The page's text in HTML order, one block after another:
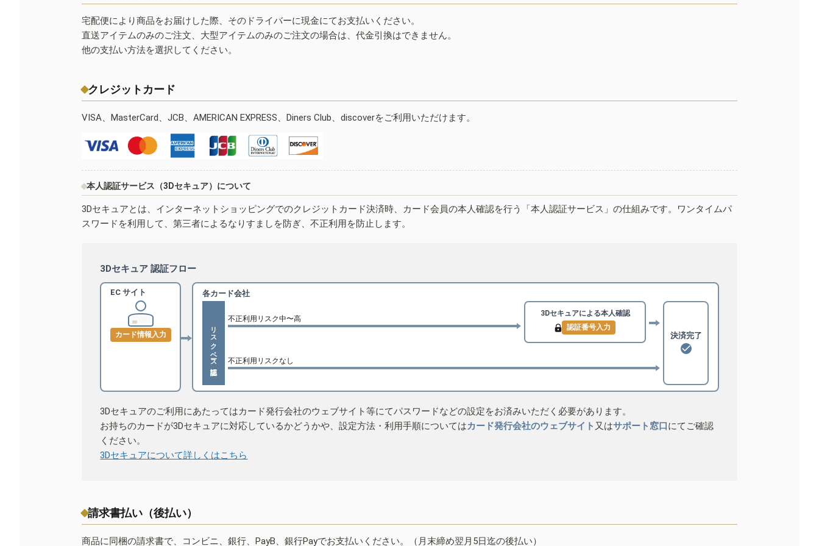
宅配便により商品をお届けした際、そのドライバーに現金にてお支払いください。
直送アイテムのみのご注文、大型アイテムのみのご注文の場合は、代金引換はできません。
他の支払い方法を選択してください。
クレジットカード
VISA、MasterCard、JCB、AMERICAN EXPRESS、Diners Club、discoverをご利用いただけます。
本人認証サービス（3Dセキュア）について
3Dセキュアとは、インターネットショッピングでのクレジットカード決済時、カード会員の本人確認を行う「本人認証サービス」の仕組みです。ワンタイムパ
スワードを利用して、第三者によるなりすましを防ぎ、不正利用を防止します。
3Dセキュア 認証フロー
EC サイト
カード情報入力
各カード会社
リスクベース認証
不正利用リスク中〜高
3Dセキュアによる本人確認
認証番号入力
不正利用リスクなし
決済完了
3Dセキュアのご利用にあたってはカード発行会社のウェブサイト等にてパスワードなどの設定をお済みいただく必要があります。
お持ちのカードが3Dセキュアに対応しているかどうかや、設定方法・利用手順についてはカード発行会社のウェブサイト 又はサポート窓口にてご確認
ください。
3Dセキュアについて詳しくはこちら
請求書払い（後払い）
商品に同梱の請求書で、コンビニ、銀行、PayB、銀行Payでお支払いください。（月末締め翌月5日迄の後払い）